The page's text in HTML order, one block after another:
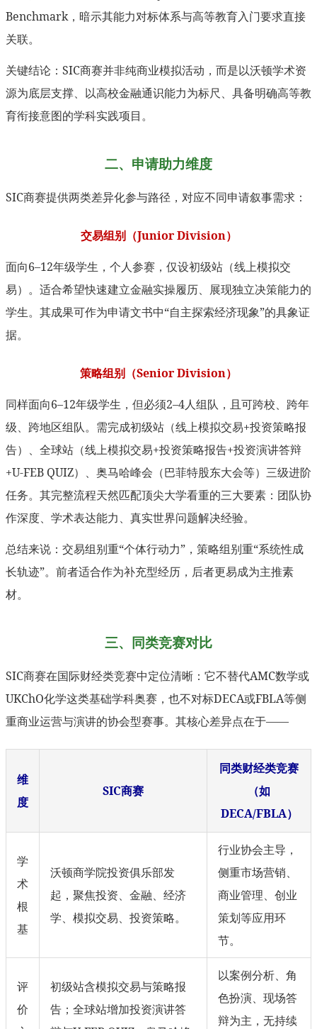
Benchmark，暗示其能力对标体系与高等教育入门要求直接
关联。
关键结论：SIC商赛并非纯商业模拟活动，而是以沃顿学术资
源为底层支撑、以高校金融通识能力为标尺、具备明确高等教
育衔接意图的学科实践项目。
二、申请助力维度
SIC商赛提供两类差异化参与路径，对应不同申请叙事需求：
交易组别（Junior Division）
面向6–12年级学生，个人参赛，仅设初级站（线上模拟交
易）。适合希望快速建立金融实操履历、展现独立决策能力的
学生。其成果可作为申请文书中“自主探索经济现象”的具象证
据。
策略组别（Senior Division）
同样面向6–12年级学生，但必须2–4人组队，且可跨校、跨年
级、跨地区组队。需完成初级站（线上模拟交易+投资策略报
告）、全球站（线上模拟交易+投资策略报告+投资演讲答辩
+U-FEB QUIZ）、奥马哈峰会（巴菲特股东大会等）三级进阶
任务。其完整流程天然匹配顶尖大学看重的三大要素：团队协
作深度、学术表达能力、真实世界问题解决经验。
总结来说：交易组别重“个体行动力”，策略组别重“系统性成
长轨迹”。前者适合作为补充型经历，后者更易成为主推素
材。
三、同类竞赛对比
SIC商赛在国际财经类竞赛中定位清晰：它不替代AMC数学或
UKChO化学这类基础学科奥赛，也不对标DECA或FBLA等侧
重商业运营与演讲的协会型赛事。其核心差异点在于——
维
度
SIC商赛
同类财经类竞赛
（如
DECA/FBLA）
学
术
根
基
沃顿商学院投资俱乐部发
起，聚焦投资、金融、经济
学、模拟交易、投资策略。
行业协会主导，
侧重市场营销、
商业管理、创业
策划等应用环
节。
评
价
初级站含模拟交易与策略报
告；全球站增加投资演讲答
以案例分析、角
色扮演、现场答
辩为主，无持续